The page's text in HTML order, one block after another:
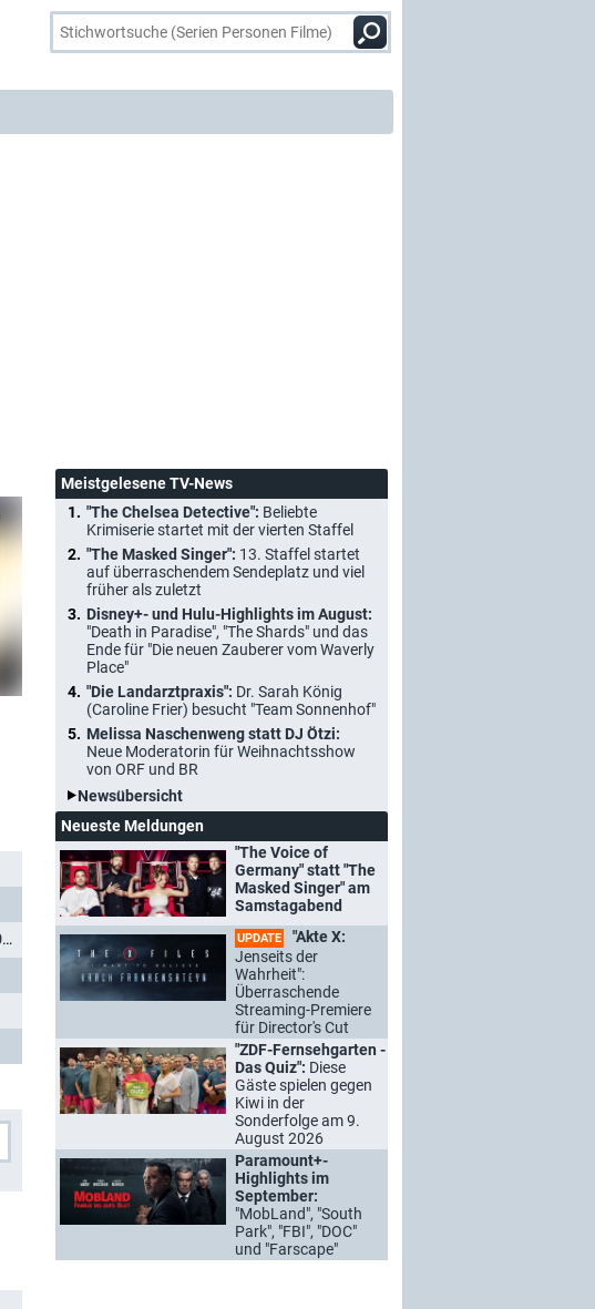
"Tödlicher Dienst-Tag": Neue Krimis mit "Die Bergretter"- und "GZSZ"-Stars Anfang 2026
Meistgelesene TV-News
"The Chelsea Detective": Beliebte
Krimiserie startet mit der vierten Staffel
"The Masked Singer": 13. Staffel startet
auf überraschendem Sendeplatz und viel
früher als zuletzt
Disney+- und Hulu-Highlights im August:
"Death in Paradise", "The Shards" und das
Ende für "Die neuen Zauberer vom Waverly
Place"
"Die Landarztpraxis": Dr. Sarah König
(Caroline Frier) besucht "Team Sonnenhof"
Melissa Naschenweng statt DJ Ötzi:
Neue Moderatorin für Weihnachtsshow
von ORF und BR
Newsübersicht
Neueste Meldungen
"The Voice of
Germany" statt "The
Masked Singer" am
Samstagabend
UPDATE
"Akte X:
Jenseits der
Wahrheit":
Überraschende
Streaming-Premiere
für Director's Cut
"ZDF-Fernsehgarten -
Das Quiz": Diese
Gäste spielen gegen
Kiwi in der
Sonderfolge am 9.
August 2026
Paramount+-
Highlights im
September:
"MobLand", "South
Park", "FBI", "DOC"
und "Farscape"